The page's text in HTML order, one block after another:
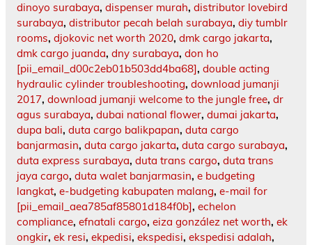
dinoyo surabaya, dispenser murah, distributor lovebird
surabaya, distributor pecah belah surabaya, diy tumblr
rooms, djokovic net worth 2020, dmk cargo jakarta,
dmk cargo juanda, dny surabaya, don ho
[pii_email_d00c2eb01b503dd4ba68], double acting
hydraulic cylinder troubleshooting, download jumanji
2017, download jumanji welcome to the jungle free, dr
agus surabaya, dubai national flower, dumai jakarta,
dupa bali, duta cargo balikpapan, duta cargo
banjarmasin, duta cargo jakarta, duta cargo surabaya,
duta express surabaya, duta trans cargo, duta trans
jaya cargo, duta walet banjarmasin, e budgeting
langkat, e-budgeting kabupaten malang, e-mail for
[pii_email_aea785af85801d184f0b], echelon
compliance, efnatali cargo, eiza gonzález net worth, ek
ongkir, ek resi, ekpedisi, ekspedisi, ekspedisi adalah,